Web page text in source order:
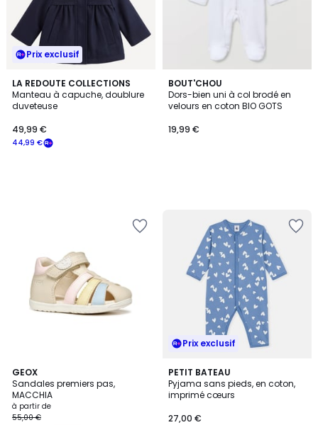
Prix exclusif
LA REDOUTE COLLECTIONS
Manteau à capuche, doublure
duveteuse
44,99 €
49,99 €
BOUT'CHOU
Dors-bien uni à col brodé en
velours en coton BIO GOTS
19,99 €
GEOX
Sandales premiers pas,
MACCHIA
à partir de
55,00 €
2
Couleurs
Prix exclusif
PETIT BATEAU
Pyjama sans pieds, en coton,
imprimé cœurs
27,00 €